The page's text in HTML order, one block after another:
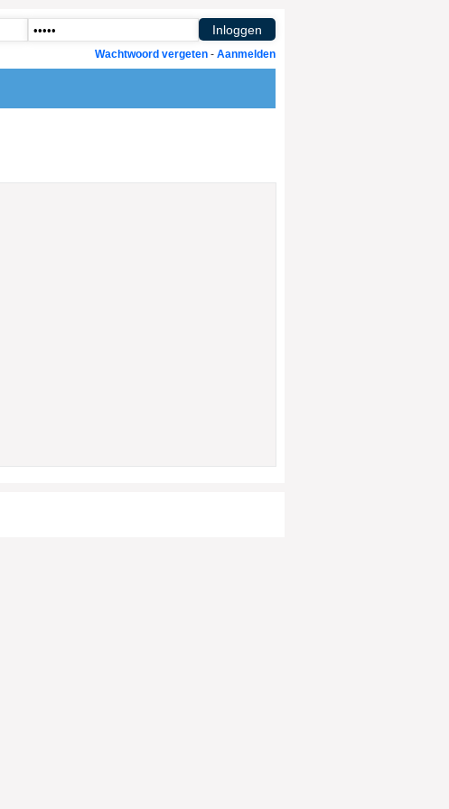
Wachtwoord vergeten - Aanmelden